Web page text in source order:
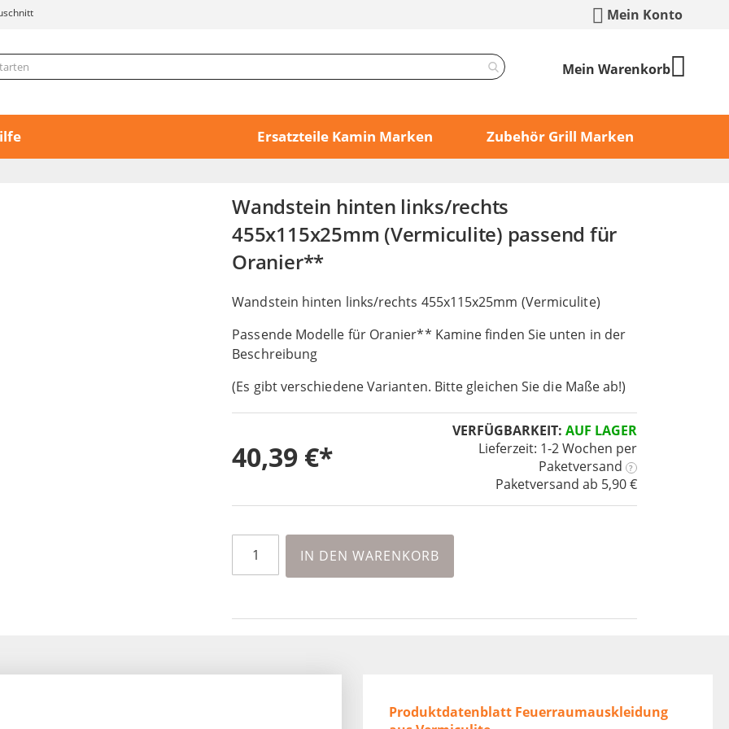
Mein Konto
Mein Warenkorb
Ersatzteile Kamin Marken Zubehör Grill Marken
Wandstein hinten links/rechts
455x115x25mm (Vermiculite) passend für
Oranier**
Wandstein hinten links/rechts 455x115x25mm (Vermiculite)
Passende Modelle für Oranier** Kamine finden Sie unten in der
Beschreibung
(Es gibt verschiedene Varianten. Bitte gleichen Sie die Maße ab!)
VERFÜGBARKEIT: AUF LAGER
Lieferzeit: 1-2 Wochen per
Paketversand
?
Paketversand ab 5,90 €
40,39 €
IN DEN WARENKORB
Produktdatenblatt Feuerraumauskleidung